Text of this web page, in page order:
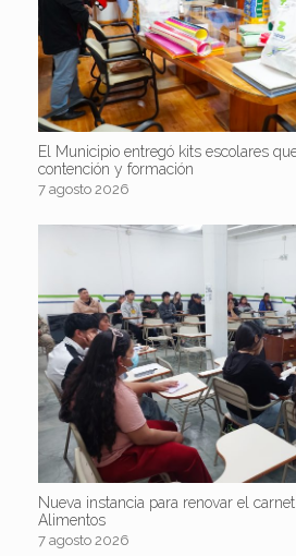
El Municipio entregó kits escolares
contención y formación
7 agosto 2026
Nueva instancia para renovar el
Alimentos
7 agosto 2026